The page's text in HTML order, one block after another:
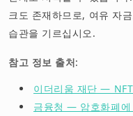
크도 존재하므로, 여유 자
습관을 기르십시오.
참고 정보 출처:
이더리움 재단 —
금융청 — 암호화폐에